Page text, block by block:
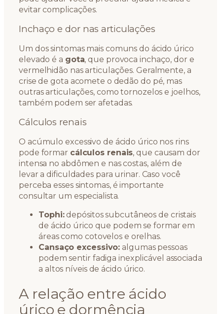
evitar complicações.
Inchaço e dor nas articulações
Um dos sintomas mais comuns do ácido úrico
elevado é a gota, que provoca inchaço, dor e
vermelhidão nas articulações. Geralmente, a
crise de gota acomete o dedão do pé, mas
outras articulações, como tornozelos e joelhos,
também podem ser afetadas.
Cálculos renais
O acúmulo excessivo de ácido úrico nos rins
pode formar cálculos renais, que causam dor
intensa no abdômen e nas costas, além de
levar a dificuldades para urinar. Caso você
perceba esses sintomas, é importante
consultar um especialista.
Tophi:depósitos subcutâneos de cristais
de ácido úrico que podem se formar em
áreas como cotovelos e orelhas.
Cansaço excessivo: algumas pessoas
podem sentir fadiga inexplicável associada
a altos níveis de ácido úrico.
A relação entre ácido
úrico e dormência